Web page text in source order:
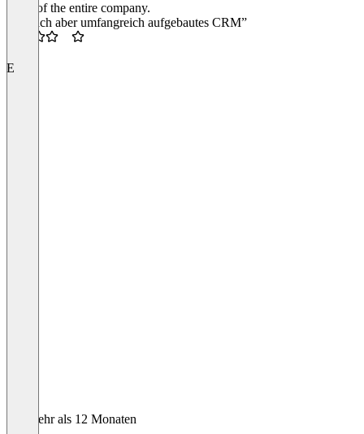
work of the entire company.
“Einfach aber umfangreich aufgebautes CRM”
E
Vor mehr als 12 Monaten